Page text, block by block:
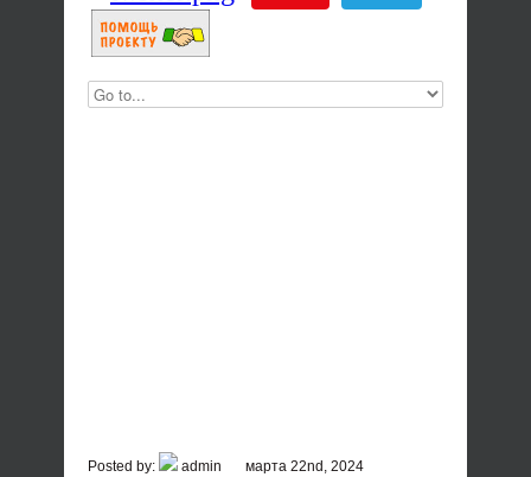
Posted by: admin марта 22nd, 2024